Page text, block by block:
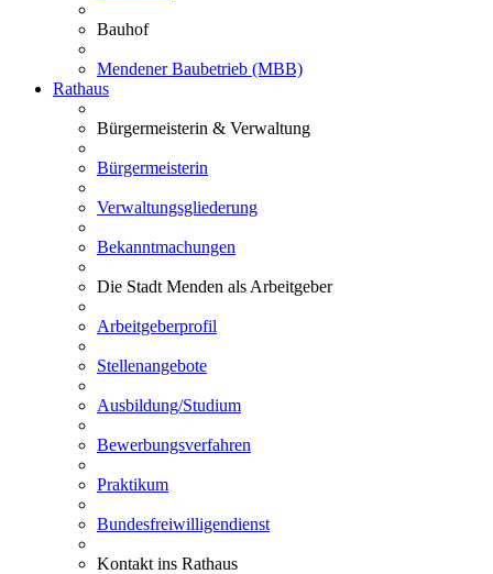
Bauhof
Mendener Baubetrieb (MBB)
Rathaus
Bürgermeisterin & Verwaltung
Bürgermeisterin
Verwaltungsgliederung
Bekanntmachungen
Die Stadt Menden als Arbeitgeber
Arbeitgeberprofil
Stellenangebote
Ausbildung/Studium
Bewerbungsverfahren
Praktikum
Bundesfreiwilligendienst
Kontakt ins Rathaus